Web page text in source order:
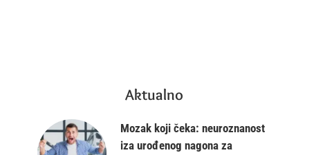
Aktualno
Mozak koji čeka: neuroznanost
iza urođenog nagona za